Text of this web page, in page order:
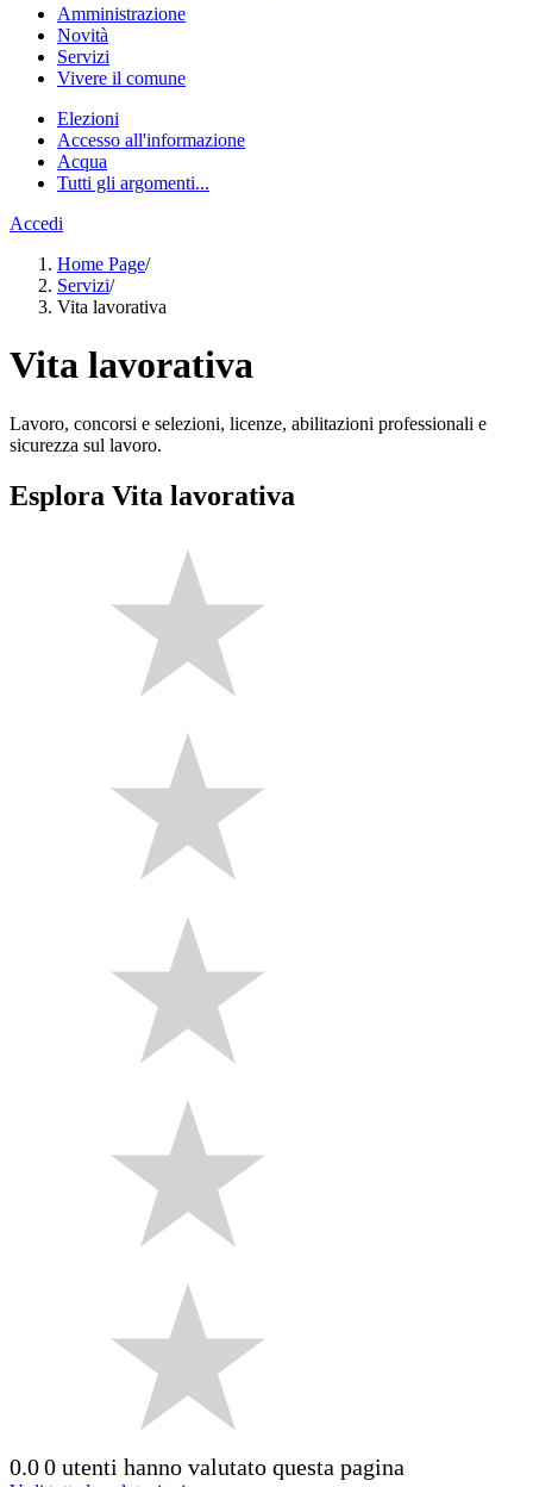
Amministrazione
Novità
Servizi
Vivere il comune
Elezioni
Accesso all'informazione
Acqua
Tutti gli argomenti...
Accedi
Home Page/
Servizi/
Vita lavorativa
Vita lavorativa
Lavoro, concorsi e selezioni, licenze, abilitazioni professionali e
sicurezza sul lavoro.
Esplora Vita lavorativa
0.00 utenti hanno valutato questa pagina